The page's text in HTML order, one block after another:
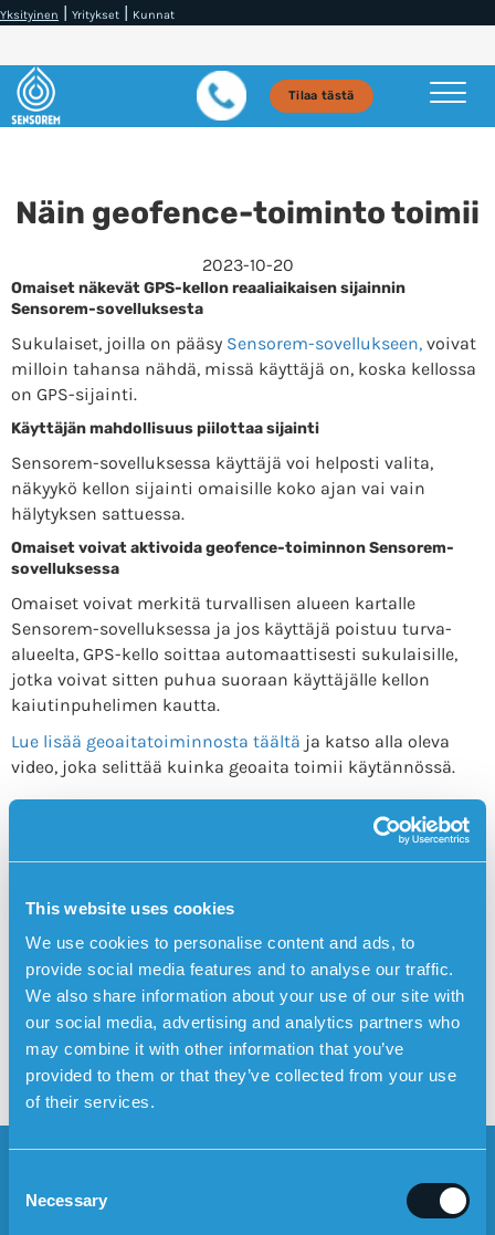
This website uses cookies
We use cookies to personalise content and ads, to
provide social media features and to analyse our traffic.
We also share information about your use of our site with
our social media, advertising and analytics partners who
may combine it with other information that you’ve
provided to them or that they’ve collected from your use
of their services.
Necessary
Yksityinen | Yritykset | Kunnat
Tilaa tästä
Näin geofence-toiminto toimii
2023-10-20
Omaiset näkevät GPS-kellon reaaliaikaisen sijainnin
Sensorem-sovelluksesta
Sukulaiset, joilla on pääsy Sensorem-sovellukseen,voivat
milloin tahansa nähdä, missä käyttäjä on, koska kellossa
on GPS-sijainti.
Käyttäjän mahdollisuus piilottaa sijainti
Sensorem-sovelluksessa käyttäjä voi helposti valita,
näkyykö kellon sijainti omaisille koko ajan vai vain
hälytyksen sattuessa.
Omaiset voivat aktivoida geofence-toiminnon Sensorem-
sovelluksessa
Omaiset voivat merkitä turvallisen alueen kartalle
Sensorem-sovelluksessa ja jos käyttäjä poistuu turva-
alueelta, GPS-kello soittaa automaattisesti sukulaisille,
jotka voivat sitten puhua suoraan käyttäjälle kellon
kaiutinpuhelimen kautta.
Lue lisää geoaitatoiminnosta täältä ja katso alla oleva
video, joka selittää kuinka geoaita toimii käytännössä.
TILAA GPS-KELLO TÄÄLTÄ
Posts
navigation
turvahälytys toimii, kun
käyttäjä tekee hälytyksen
Näin helppoa on ladata
Sensoremin turvahälytin